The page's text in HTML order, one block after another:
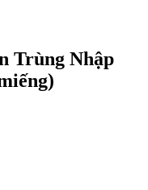
Trùng Nhập